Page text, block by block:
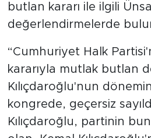
butlan kararı ile ilgili
değerlendirmelerde
“Cumhuriyet Halk
kararıyla mutlak butlan
Kılıçdaroğlu'nun
kongrede, geçersiz
Kılıçdaroğlu, partinin